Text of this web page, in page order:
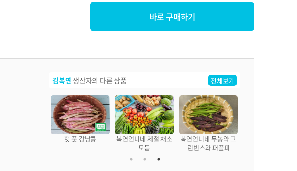
바로 구매하기
김복연 생산자의 다른 상품 전체보기
햇 풋 강낭콩
복연언니네 제철 채소
모듬
복연언니네 무농약 그
린빈스와 퍼플피